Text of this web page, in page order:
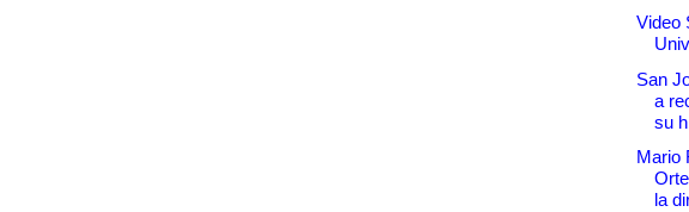
Video
San
a
su
Mario
la